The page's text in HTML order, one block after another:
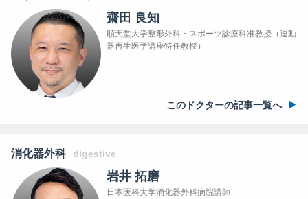
齋田 良知
順天堂大学整形外科・スポーツ診療科准教授（運動
器再生医学講座特任教授）
このドクターの記事一覧へ
消化器外科 digestive
岩井 拓磨
日本医科大学消化器外科病院講師